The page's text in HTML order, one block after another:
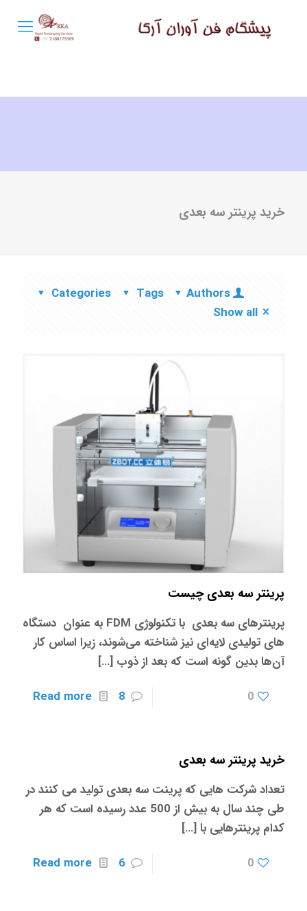
خرید پرینتر سه بعدی
Categories Tags
Authors
Show all
پرینتر سه‌ بعدی چیست
پرینترهای سه بعدی با تکنولوژی FDM به عنوان دستگاه
های تولیدی لایه‌ای نیز شناخته می‌شوند، زیرا اساس کار
آن‌ها بدین گونه است که بعد از ذوب […]
0
8
Read more
خرید پرینتر سه بعدی
تعداد شرکت هایی که پرینت سه بعدی تولید می کنند در
طی چند سال به بیش از 500 عدد رسیده است که هر
کدام پرینترهایی با […]
0
6
Read more